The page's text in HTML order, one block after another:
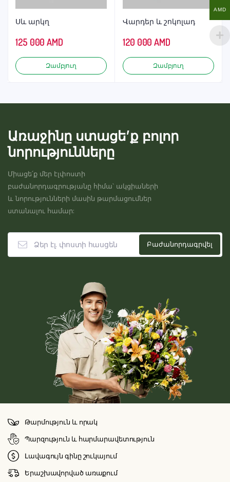
Սև արկղ
125 000 AMD
Զամբյուղ
Վարդեր և շոկոլադ
120 000 AMD
Զամբյուղ
Առաջինը ստացե’ք բոլոր
նորությունները
Միացե՛ք մեր էլփոստի
բաժանորդագրությանը հիմա՝ ակցիաների
և նորությունների մասին թարմացումներ
ստանալու համար:
Թարմություն և որակ
Պարզություն և հարմարավետություն
Լավագույն գինը շուկայում
Երաշխավորված առաքում
AMD